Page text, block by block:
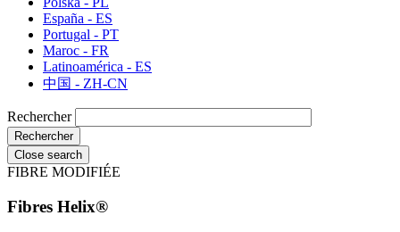
España - ES
Portugal - PT
Maroc - FR
Latinoamérica - ES
中国 - ZH-CN
Rechercher
Close search
FIBRE MODIFIÉE
Fibres Helix®